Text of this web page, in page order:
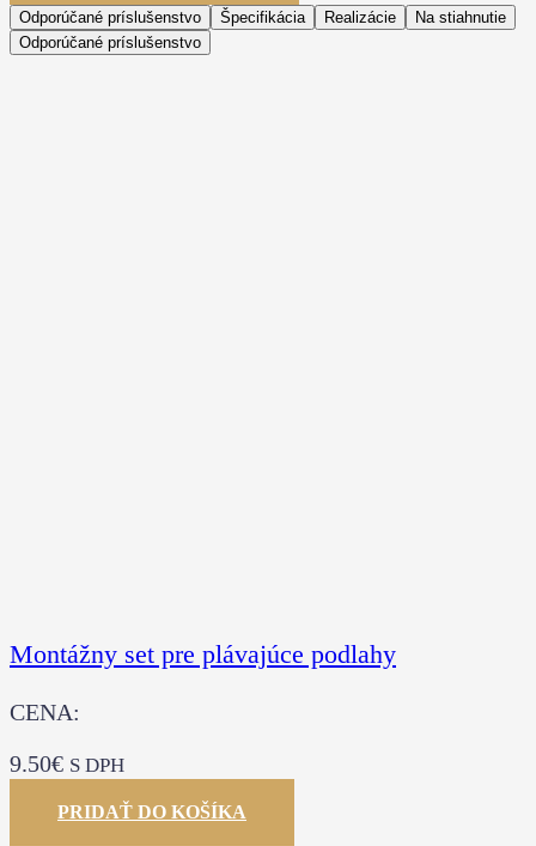
Odporúčané príslušenstvo Špecifikácia Realizácie
Na stiahnutie
Odporúčané príslušenstvo
Montážny set pre plávajúce podlahy
CENA:
9.50€ S DPH
PRIDAŤ DO KOŠÍKA